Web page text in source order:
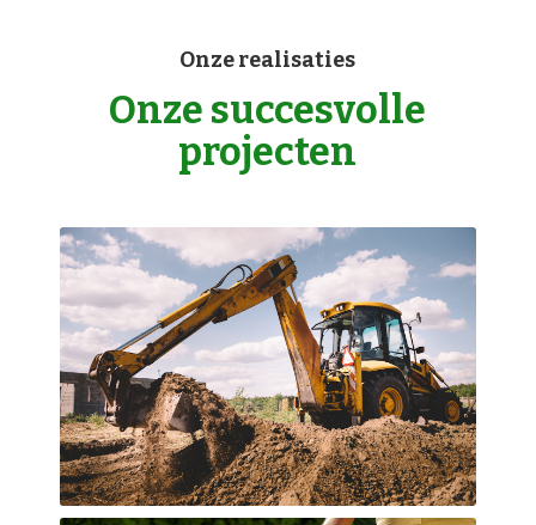
Onze realisaties
Onze succesvolle
projecten